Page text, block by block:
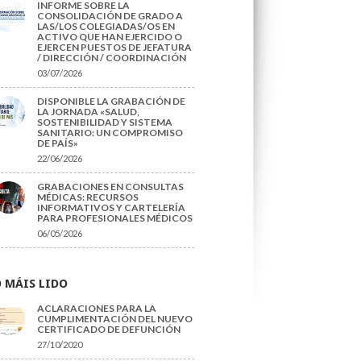
INFORME SOBRE LA
CONSOLIDACIÓN DE GRADO A
LAS/LOS COLEGIADAS/OS EN
ACTIVO QUE HAN EJERCIDO O
EJERCEN PUESTOS DE JEFATURA
/ DIRECCIÓN / COORDINACIÓN
03/07/2026
DISPONIBLE LA GRABACIÓN DE
LA JORNADA «SALUD,
SOSTENIBILIDAD Y SISTEMA
SANITARIO: UN COMPROMISO
DE PAÍS»
22/06/2026
GRABACIONES EN CONSULTAS
MÉDICAS: RECURSOS
INFORMATIVOS Y CARTELERÍA
PARA PROFESIONALES MÉDICOS
06/05/2026
MÁIS LIDO
ACLARACIONES PARA LA
CUMPLIMENTACIÓN DEL NUEVO
CERTIFICADO DE DEFUNCIÓN
27/10/2020